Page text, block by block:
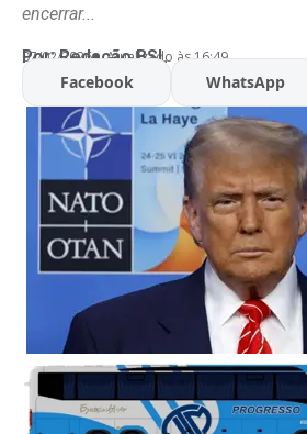
encerrar...
Por:Redação BSL
07/02/2026 Atualizado às 16:49
Facebook WhatsApp